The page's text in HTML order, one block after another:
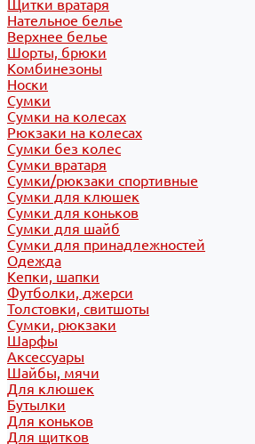
Щитки вратаря
Нательное белье
Верхнее белье
Шорты, брюки
Комбинезоны
Носки
Сумки
Сумки на колесах
Рюкзаки на колесах
Сумки без колес
Сумки вратаря
Сумки/рюкзаки спортивные
Сумки для клюшек
Сумки для коньков
Сумки для шайб
Сумки для принадлежностей
Одежда
Кепки, шапки
Футболки, джерси
Толстовки, свитшоты
Сумки, рюкзаки
Шарфы
Аксессуары
Шайбы, мячи
Для клюшек
Бутылки
Для коньков
Для щитков